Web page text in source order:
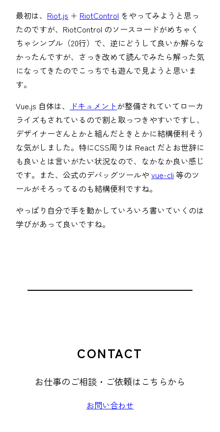
最初は、 Riot.js + RiotControl をやってみようと思っ
たのですが、RiotControl のソースコードがめちゃく
ちゃシンプル（20行）で、逆にどうして良いか解らな
かったんですが、さっき改めて読んでみたら解った気
になってきたのでこっちでも遊んで見ようと思いま
す。
Vue.js 自体は、
ドキュメントが整備されていてローカ
ライズもされているので割と取っつきやすいですし、
デザイナーさんとかと組んだときとかに結構便利そう
な気がしました。特にCSS周りは React だとお世辞に
も良いとは言いがたい状況なので、なかなか良い感じ
です。また、公式のデバッグツールや vue-cli 等のツ
ールがそろってるのも結構便利ですね。
やっぱり自分で手を動かしていろいろ書いていくのは
学びがあって良いですね。
CONTACT
お仕事のご相談・ご依頼はこちらから
お問い合わせ